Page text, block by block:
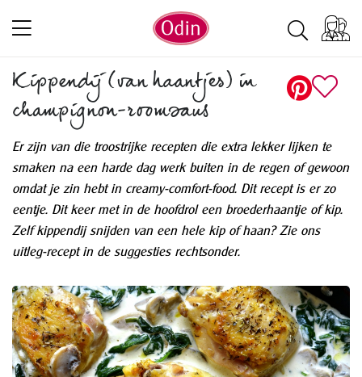
Kippendij (van haantjes) in
champignon-roomsaus
Er zijn van die troostrijke recepten die extra lekker lijken te
smaken na een harde dag werk buiten in de regen of gewoon
omdat je zin hebt in creamy-comfort-food. Dit recept is er zo
eentje. Dit keer met in de hoofdrol een broederhaantje of kip.
Zelf kippendij snijden van een hele kip of haan? Zie ons
uitleg-recept in de suggesties rechtsonder.